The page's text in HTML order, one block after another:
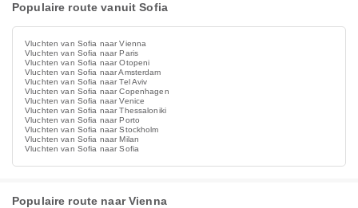
Populaire route vanuit Sofia
Vluchten van Sofia naar Vienna
Vluchten van Sofia naar Paris
Vluchten van Sofia naar Otopeni
Vluchten van Sofia naar Amsterdam
Vluchten van Sofia naar Tel Aviv
Vluchten van Sofia naar Copenhagen
Vluchten van Sofia naar Venice
Vluchten van Sofia naar Thessaloniki
Vluchten van Sofia naar Porto
Vluchten van Sofia naar Stockholm
Vluchten van Sofia naar Milan
Vluchten van Sofia naar Sofia
Populaire route naar Vienna